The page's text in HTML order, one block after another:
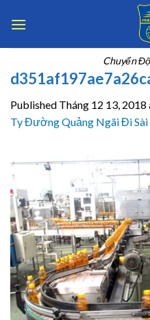
Chuyển
Published Tháng 12 13, 2018
Ty Đường Quảng Ngãi Đi Sài